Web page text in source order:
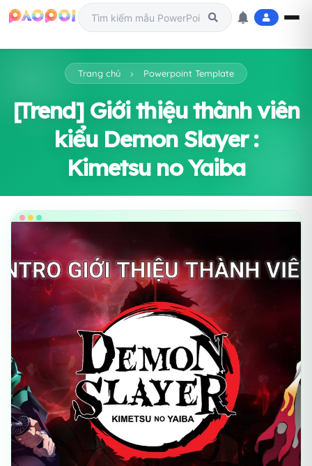
Trang chủ Powerpoint Template
[Trend] Giới thiệu thành viên
kiểu Demon Slayer :
Kimetsu no Yaiba